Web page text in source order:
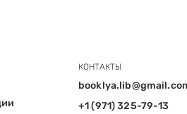
КОНТАКТЫ
+1 (971) 325-79-13